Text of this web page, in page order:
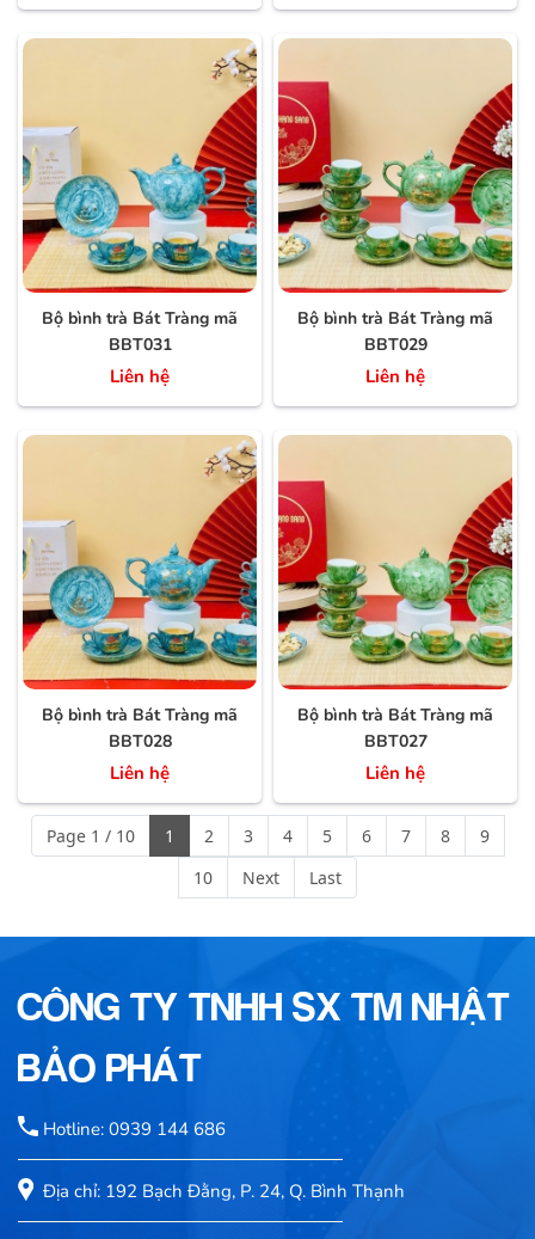
Bộ bình trà Bát Tràng mã
BBT031
Liên hệ
Bộ bình trà Bát Tràng mã
BBT029
Liên hệ
Bộ bình trà Bát Tràng mã
BBT028
Liên hệ
Bộ bình trà Bát Tràng mã
BBT027
Liên hệ
Page 1 / 10 1 2 3 4 5 6 7 8
9
10
Next Last
CÔNG TY TNHH SX TM NHẬT
BẢO PHÁT
Hotline: 0939 144 686
Địa chỉ: 192 Bạch Đằng, P. 24, Q. Bình Thạnh